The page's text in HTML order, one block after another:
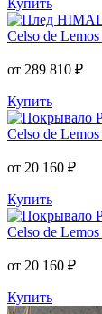
Celso de Lemos
от 289 810 ₽
Купить
Celso de Lemos
от 20 160 ₽
Купить
Celso de Lemos
от 20 160 ₽
Купить